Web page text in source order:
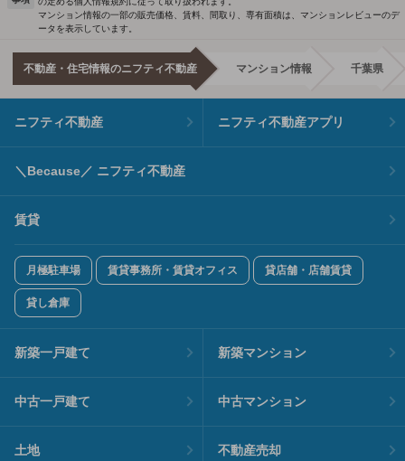
マンション情報の一部の販売価格、賃料、間取り、専有面積は、マンションレビューのデ
ータを表示しています。
不動産・住宅情報のニフティ不動産 マンション情報 千葉県
ニフティ不動産 ニフティ不動産アプリ
＼Because／ ニフティ不動産
賃貸
月極駐車場 賃貸事務所・賃貸オフィス 貸店舗・店舗賃貸
貸し倉庫
新築一戸建て 新築マンション
中古一戸建て 中古マンション
土地 不動産売却